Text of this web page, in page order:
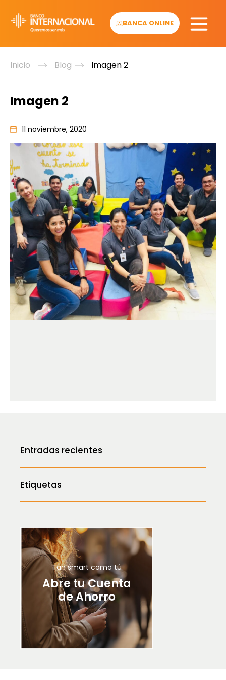
content
BANCA ONLINE
Entradas recientes
Etiquetas
Tan smart como tú
Abre tu Cuenta
de Ahorro
Inicio Blog Imagen 2
Imagen 2
11 noviembre, 2020